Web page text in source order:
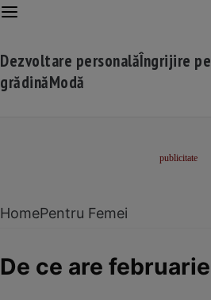
Dezvoltare personalăÎngrijire
grădinăModă
HomePentru Femei
De ce are